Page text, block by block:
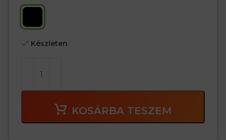
Készleten
KOSÁRBA TESZEM